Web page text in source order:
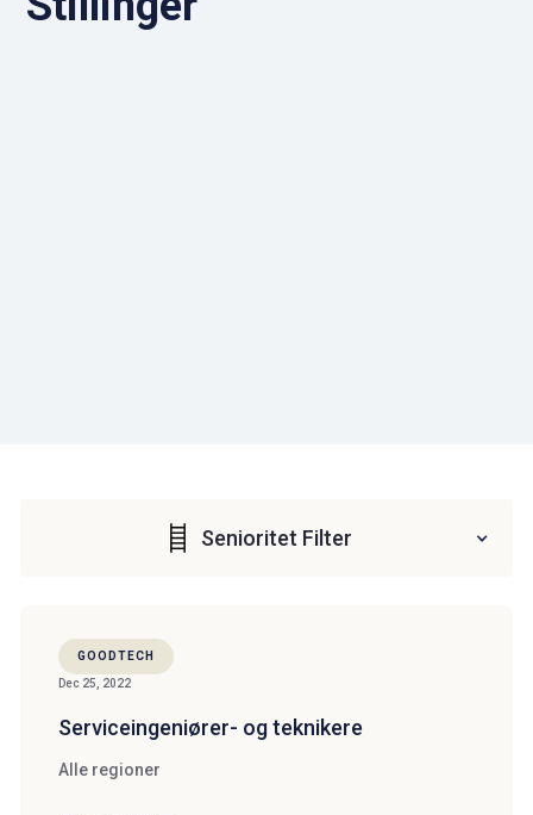
Senioritet Filter
Dec 25, 2022
Serviceingeniører- og teknikere
Alle regioner
GOODTECH